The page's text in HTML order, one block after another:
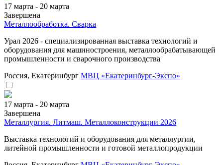
17 марта - 20 марта
Завершена
Металлообработка. Сварка
Урал 2026 - специализированная выставка технологий и
оборудования для машиностроения, металлообрабатывающей
промышленности и сварочного производства
Россия, Екатеринбург МВЦ «Екатеринбург-Экспо»
17 марта - 20 марта
Завершена
Металлургия. Литмаш. Металлоконструкции 2026
Выставка технологий и оборудования для металлургии,
литейной промышленности и готовой металлопродукции